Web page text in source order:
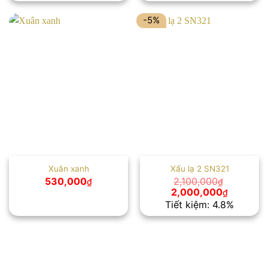
2,600,000₫.là:
2,400,000₫.
Xuân xanh
530,000₫
-5%
Xấu lạ 2 SN321
2,100,000₫
Giá
gốc
là:
2,100,000₫.
2,000,000₫Giá
hiện
tại
là:
Tiết kiệm: 4.8%